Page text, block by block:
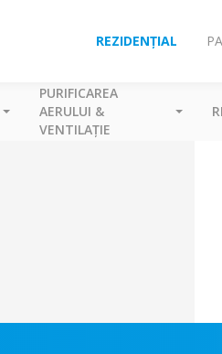
REZIDENȚIAL
PURIFICAREA
AERULUI &
VENTILAȚIE